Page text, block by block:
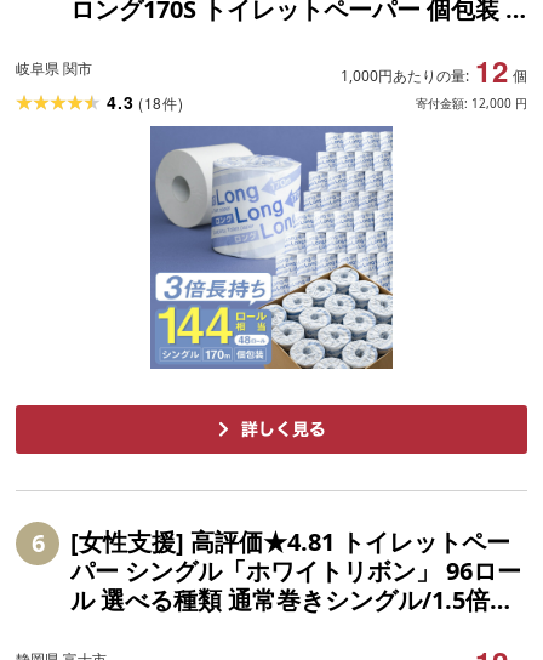
ロング170S トイレットペーパー 個包装 3
ル 古紙100% 防災 備蓄 生活用品 トイレッ
トロール 岐阜県関市
岐阜県 関市 1,000円あたりの量: 12 個
寄付金額: 12,000 円
4.3 (18件)
6
[女性支援] 高評価★4.81 トイレットペー
パー シングル「ホワイトリボン」 96ロー
ル 選べる種類 通常巻きシングル/1.5倍巻